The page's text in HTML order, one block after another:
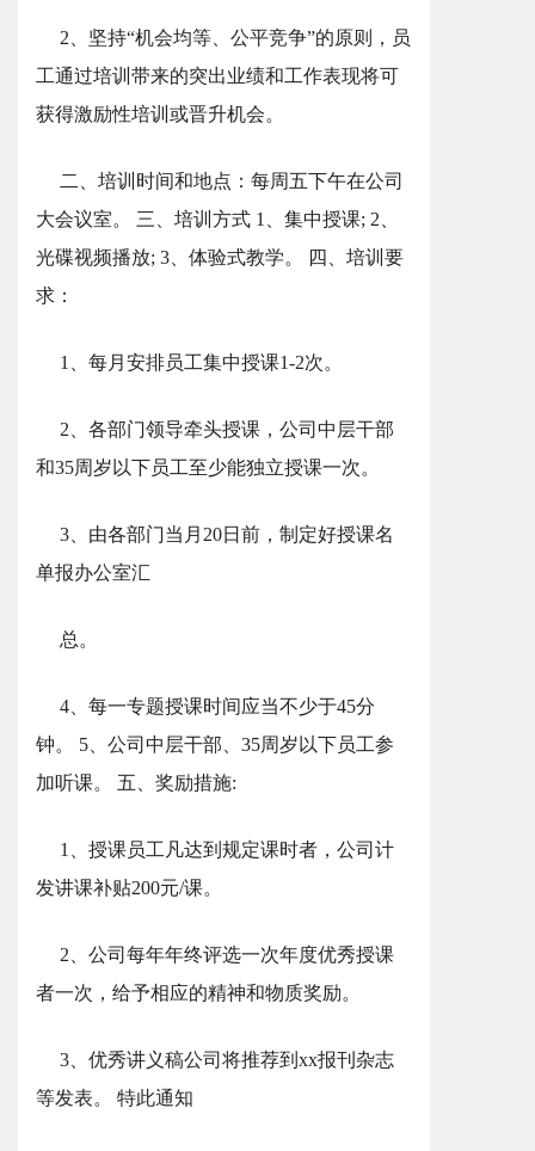
2、坚持“机会均等、公平竞争”的原则，员
工通过培训带来的突出业绩和工作表现将可
获得激励性培训或晋升机会。
二、培训时间和地点：每周五下午在公司
大会议室。 三、培训方式 1、集中授课; 2、
光碟视频播放; 3、体验式教学。 四、培训要
求：
1、每月安排员工集中授课1-2次。
2、各部门领导牵头授课，公司中层干部
和35周岁以下员工至少能独立授课一次。
3、由各部门当月20日前，制定好授课名
单报办公室汇
总。
4、每一专题授课时间应当不少于45分
钟。 5、公司中层干部、35周岁以下员工参
加听课。 五、奖励措施:
1、授课员工凡达到规定课时者，公司计
发讲课补贴200元/课。
2、公司每年年终评选一次年度优秀授课
者一次，给予相应的精神和物质奖励。
3、优秀讲义稿公司将推荐到xx报刊杂志
等发表。 特此通知